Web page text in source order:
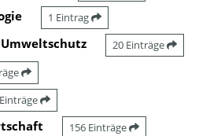
1 Eintrag
20 Einträge
156 Einträge